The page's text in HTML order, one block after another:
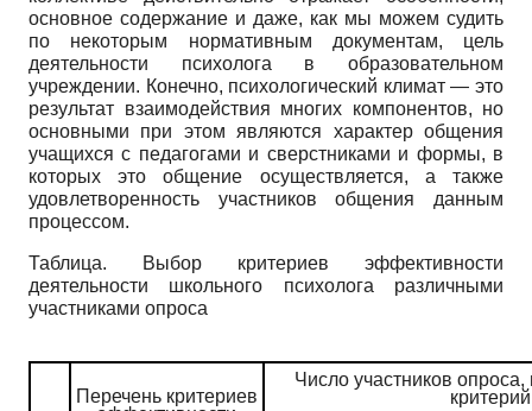
основное содержание и даже, как мы можем судить
по некоторым нормативным документам, цель
деятельности психолога в образовательном
учреждении. Конечно, психологический климат — это
результат взаимодействия многих компонентов, но
основными при этом являются характер общения
учащихся с педагогами и сверстниками и формы, в
которых это общение осуществляется, а также
удовлетворенность участников общения данным
процессом.
Таблица. Выбор критериев эффективности
деятельности школьного психолога различными
участниками опроса
Перечень критериев
Число участников